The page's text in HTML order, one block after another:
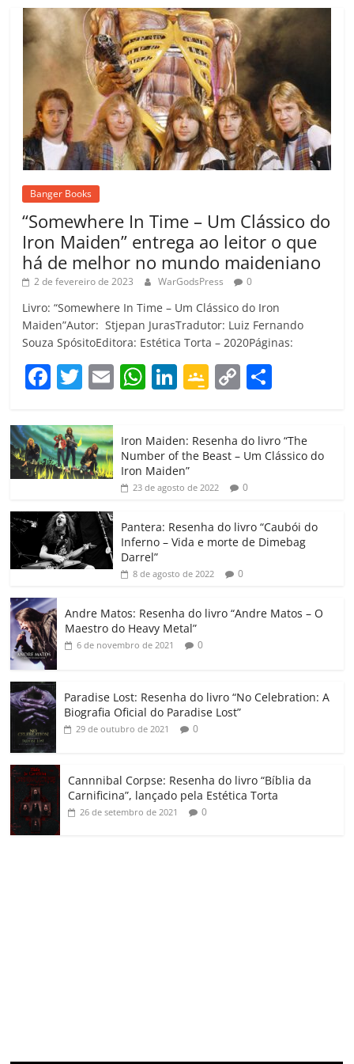
Banger Books
“Somewhere In Time – Um Clássico do
Iron Maiden” entrega ao leitor o que
há de melhor no mundo maideniano
2 de fevereiro de 2023 WarGodsPress 0
Livro: “Somewhere In Time – Um Clássico do Iron
Maiden”Autor: Stjepan JurasTradutor: Luiz Fernando
Souza SpósitoEditora: Estética Torta – 2020Páginas:
F
c
e
b
o
o
k
T
itt
er
E W
at
s
A
p
Li
e
dI
G
gl
e
Cl
a
ss
ro
o
C
p
y
Li
k
m
p
h
ar
Iron Maiden: Resenha do livro “The
Number of the Beast – Um Clássico do
Iron Maiden”
23 de agosto de 2022 0
Pantera: Resenha do livro “Caubói do
Inferno – Vida e morte de Dimebag
Darrel”
8 de agosto de 2022 0
Andre Matos: Resenha do livro “Andre Matos – O
Maestro do Heavy Metal”
6 de novembro de 2021 0
Paradise Lost: Resenha do livro “No Celebration: A
Biografia Oficial do Paradise Lost”
29 de outubro de 2021 0
Cannnibal Corpse: Resenha do livro “Bíblia da
Carnificina”, lançado pela Estética Torta
26 de setembro de 2021 0